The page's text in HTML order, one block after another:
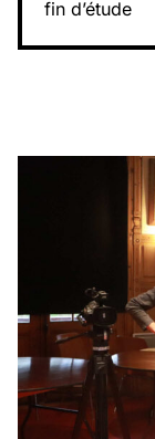
fin d’étude